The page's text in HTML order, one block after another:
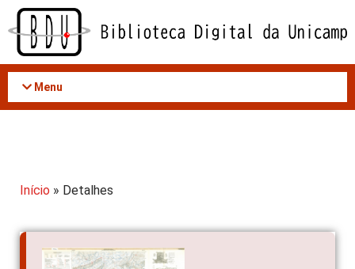
Acessar
conteúdo
Menu
Início » Detalhes